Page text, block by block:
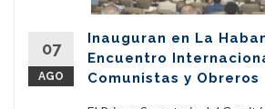
07
AGO
Inauguran en La
Encuentro
Comunistas y Obreros